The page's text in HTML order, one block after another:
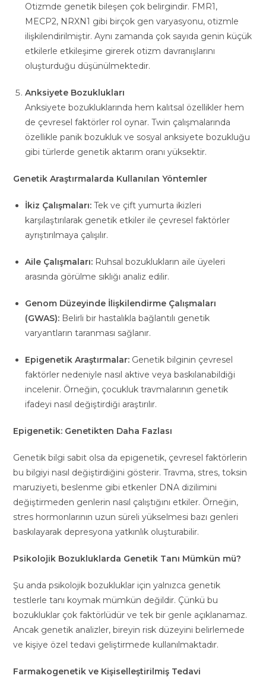
Otizmde genetik bileşen çok belirgindir. FMR1,
MECP2, NRXN1 gibi birçok gen varyasyonu, otizmle
ilişkilendirilmiştir. Aynı zamanda çok sayıda genin küçük
etkilerle etkileşime girerek otizm davranışlarını
oluşturduğu düşünülmektedir.
Anksiyete Bozuklukları
Anksiyete bozukluklarında hem kalıtsal özellikler hem
de çevresel faktörler rol oynar. Twin çalışmalarında
özellikle panik bozukluk ve sosyal anksiyete bozukluğu
gibi türlerde genetik aktarım oranı yüksektir.
Genetik Araştırmalarda Kullanılan Yöntemler
İkiz Çalışmaları: Tek ve çift yumurta ikizleri
karşılaştırılarak genetik etkiler ile çevresel faktörler
ayrıştırılmaya çalışılır.
Aile Çalışmaları: Ruhsal bozuklukların aile üyeleri
arasında görülme sıklığı analiz edilir.
Genom Düzeyinde İlişkilendirme Çalışmaları
(GWAS): Belirli bir hastalıkla bağlantılı genetik
varyantların taranması sağlanır.
Epigenetik Araştırmalar: Genetik bilginin çevresel
faktörler nedeniyle nasıl aktive veya baskılanabildiği
incelenir. Örneğin, çocukluk travmalarının genetik
ifadeyi nasıl değiştirdiği araştırılır.
Epigenetik: Genetikten Daha Fazlası
Genetik bilgi sabit olsa da epigenetik, çevresel faktörlerin
bu bilgiyi nasıl değiştirdiğini gösterir. Travma, stres, toksin
maruziyeti, beslenme gibi etkenler DNA dizilimini
değiştirmeden genlerin nasıl çalıştığını etkiler. Örneğin,
stres hormonlarının uzun süreli yükselmesi bazı genleri
baskılayarak depresyona yatkınlık oluşturabilir.
Psikolojik Bozukluklarda Genetik Tanı Mümkün mü?
Şu anda psikolojik bozukluklar için yalnızca genetik
testlerle tanı koymak mümkün değildir. Çünkü bu
bozukluklar çok faktörlüdür ve tek bir genle açıklanamaz.
Ancak genetik analizler, bireyin risk düzeyini belirlemede
ve kişiye özel tedavi geliştirmede kullanılmaktadır.
Farmakogenetik ve Kişiselleştirilmiş Tedavi